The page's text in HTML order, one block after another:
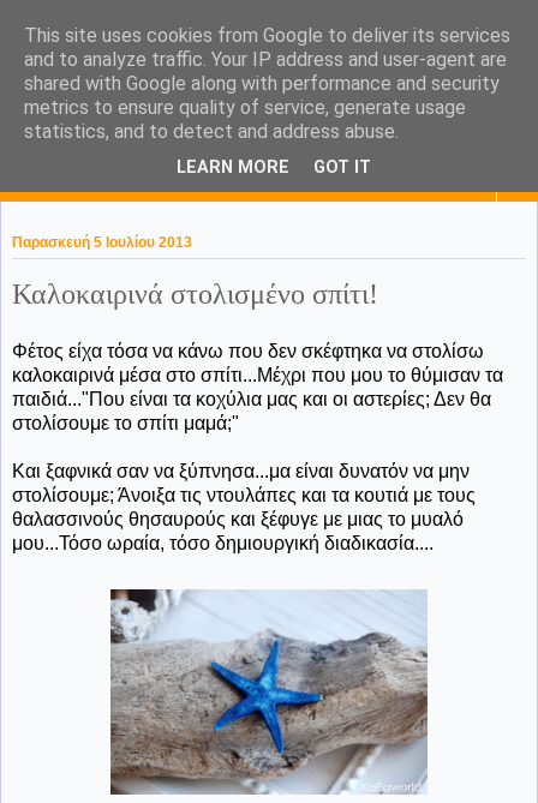
KaPa. Me without you...tea
without a biscuit!
Παρασκευή 5 Ιουλίου 2013
Καλοκαιρινά στολισμένο σπίτι!
Φέτος είχα τόσα να κάνω που δεν σκέφτηκα να στολίσω
καλοκαιρινά μέσα στο σπίτι...Μέχρι που μου το θύμισαν τα
παιδιά..."Που είναι τα κοχύλια μας και οι αστερίες; Δεν θα
στολίσουμε το σπίτι μαμά;"
Και ξαφνικά σαν να ξύπνησα...μα είναι δυνατόν να μην
στολίσουμε; Άνοιξα τις ντουλάπες και τα κουτιά με τους
θαλασσινούς θησαυρούς και ξέφυγε με μιας το μυαλό
μου...Τόσο ωραία, τόσο δημιουργική διαδικασία....
This site uses cookies from Google to deliver its services
and to analyze traffic. Your IP address and user-agent are
shared with Google along with performance and security
metrics to ensure quality of service, generate usage
statistics, and to detect and address abuse.
LEARN MORE GOT IT